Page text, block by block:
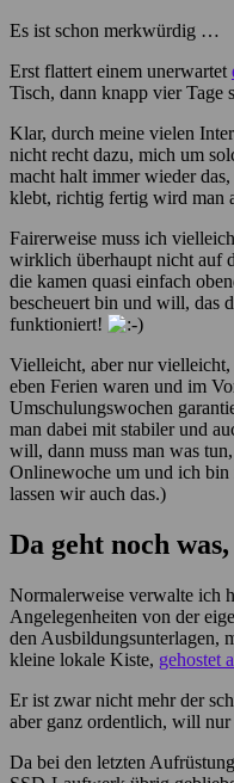
Es ist schon merkwürdig …
Erst flattert einem unerwartet
Tisch, dann knapp vier Tage
Klar, durch meine vielen
nicht recht dazu, mich um
macht halt immer wieder
klebt, richtig fertig wird man
Fairerweise muss ich
wirklich überhaupt nicht auf
die kamen quasi einfach
bescheuert bin und will, das
funktioniert!
Vielleicht, aber nur
eben Ferien waren und im
Umschulungswochen
man dabei mit stabiler und
will, dann muss man was
Onlinewoche um und ich
lassen wir auch das.)
Da geht noch
Normalerweise verwalte ich
Angelegenheiten von der
den Ausbildungsunterlagen,
kleine lokale Kiste, gehostet
Er ist zwar nicht mehr der
aber ganz ordentlich, will
Da bei den letzten